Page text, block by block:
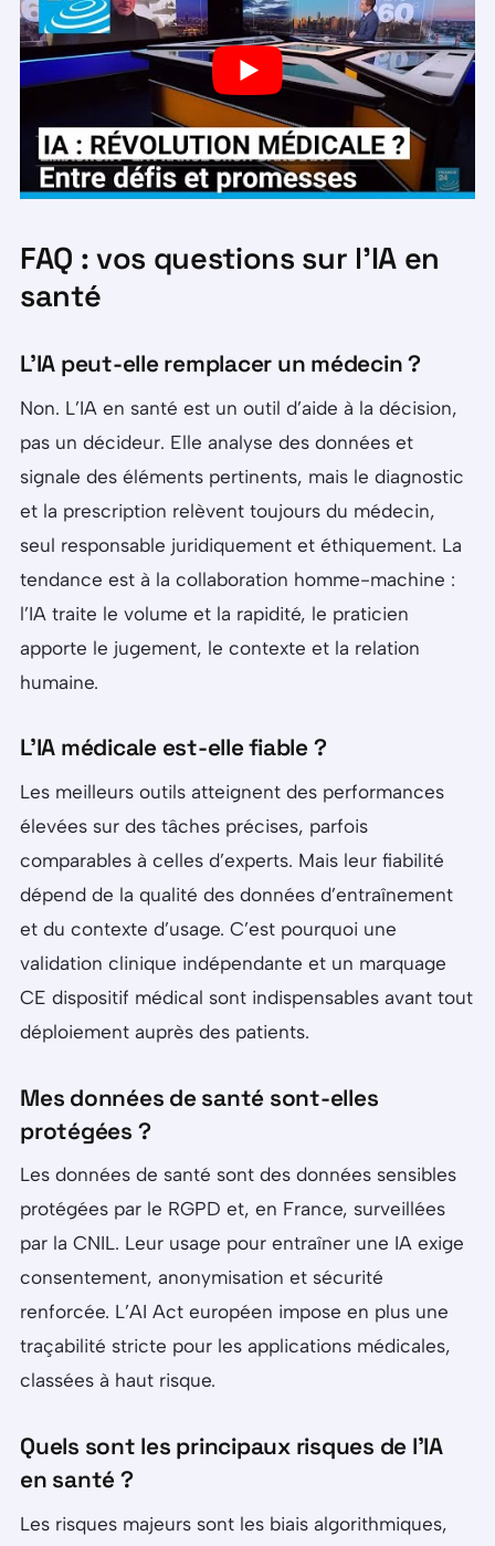
FAQ : vos questions sur l’IA en
santé
L’IA peut-elle remplacer un médecin ?
Non. L’IA en santé est un outil d’aide à la décision,
pas un décideur. Elle analyse des données et
signale des éléments pertinents, mais le diagnostic
et la prescription relèvent toujours du médecin,
seul responsable juridiquement et éthiquement. La
tendance est à la collaboration homme-machine :
l’IA traite le volume et la rapidité, le praticien
apporte le jugement, le contexte et la relation
humaine.
L’IA médicale est-elle fiable ?
Les meilleurs outils atteignent des performances
élevées sur des tâches précises, parfois
comparables à celles d’experts. Mais leur fiabilité
dépend de la qualité des données d’entraînement
et du contexte d’usage. C’est pourquoi une
validation clinique indépendante et un marquage
CE dispositif médical sont indispensables avant tout
déploiement auprès des patients.
Mes données de santé sont-elles
protégées ?
Les données de santé sont des données sensibles
protégées par le RGPD et, en France, surveillées
par la CNIL. Leur usage pour entraîner une IA exige
consentement, anonymisation et sécurité
renforcée. L’AI Act européen impose en plus une
traçabilité stricte pour les applications médicales,
classées à haut risque.
Quels sont les principaux risques de l’IA
en santé ?
Les risques majeurs sont les biais algorithmiques,